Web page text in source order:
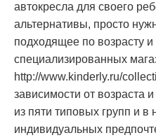
автокресла для своего
альтернативы, просто
подходящее по возрасту
специализированных
http://www.kinderly.ru/
зависимости от возраста
из пяти типовых групп и в
индивидуальных